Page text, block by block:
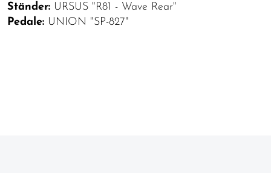
Ständer: URSUS "R81 - Wave Rear"
Pedale: UNION "SP-827"